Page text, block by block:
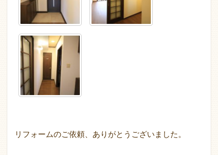
リフォームのご依頼、ありがとうございました。